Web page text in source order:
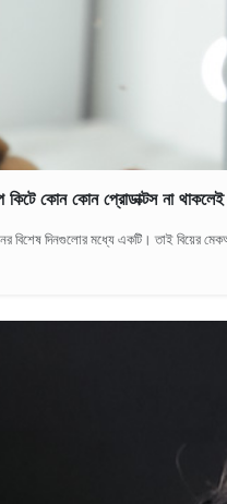
কোন কোন প্রোডাক্টস না
বিশেষ দিনগুলোর মধ্যে একটি। তাই